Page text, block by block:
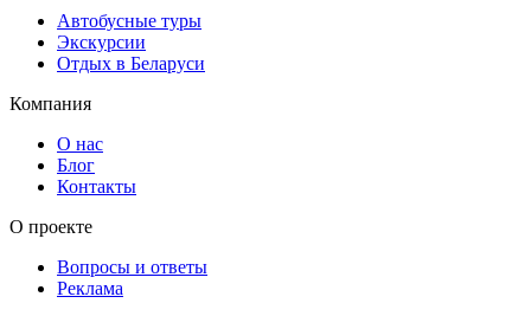
Автобусные туры
Экскурсии
Отдых в Беларуси
Компания
О нас
Блог
Контакты
О проекте
Вопросы и ответы
Реклама